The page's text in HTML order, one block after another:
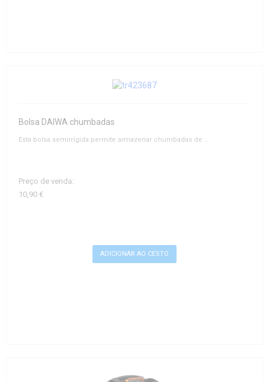
Bolsa DAIWA chumbadas
Esta bolsa semirrígida permite armazenar chumbadas de ...
Preço de venda:
10,90 €